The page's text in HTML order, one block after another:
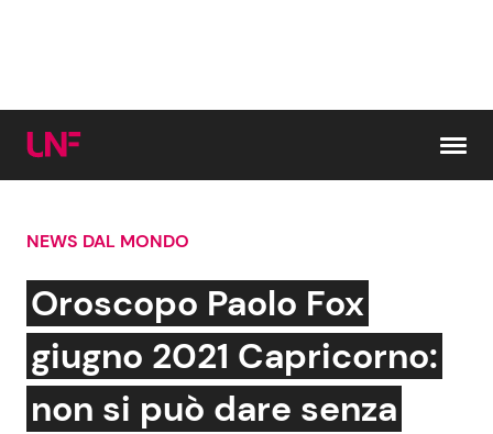
Cerca:
News e Cronaca
Attualità Italiana
Gossip e TV
Bellezze VIP
NEWS DAL MONDO
Oroscopo Paolo Fox
giugno 2021 Capricorno:
non si può dare senza